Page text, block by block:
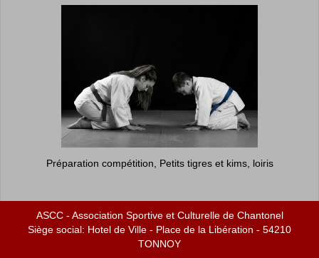
Préparation compétition, Petits tigres et kims, loiris
Adultes et Ados
ASCC - Association Sportive et Culturelle de Chantonel
Siège social: Hotel de Ville - Place de la Libération - 54210
TONNOY